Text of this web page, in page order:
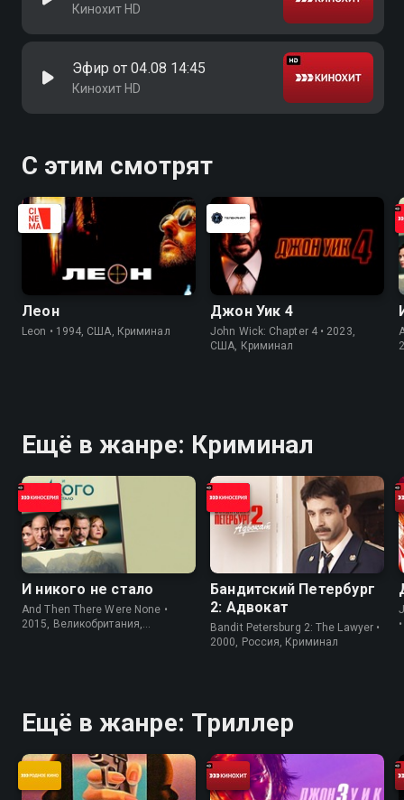
Кинохит HD
Эфир от 04.08 14:45
Кинохит HD
С этим смотрят
Леон
Leon • 1994, США, Криминал
Джон Уик 4
John Wick: Chapter 4 • 2023,
США, Криминал
Ещё в жанре: Криминал
И никого не стало
And Then There Were None •
2015, Великобритания,
Бандитский Петербург
2: Адвокат
Bandit Petersburg 2: The Lawyer •
2000, Россия, Криминал
Ещё в жанре: Триллер